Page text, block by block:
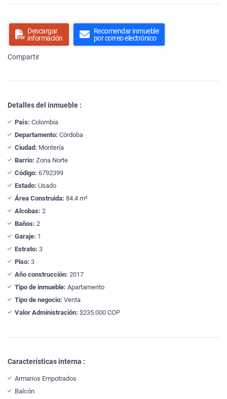
Descargar
información
Recomendar inmueble
por correo electrónico
Compartir
Detalles del inmueble :
País: Colombia
Departamento: Córdoba
Ciudad: Montería
Barrio: Zona Norte
Código: 6792399
Estado: Usado
Área Construida: 84.4 m²
Alcobas: 2
Baños: 2
Garaje: 1
Estrato: 3
Piso: 3
Año construcción: 2017
Tipo de inmueble: Apartamento
Tipo de negocio: Venta
Valor Administración: $235.000 COP
Características interna :
Armarios Empotrados
Balcón